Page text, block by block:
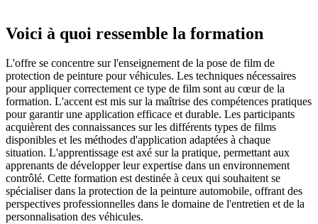
Voici à quoi ressemble la formation
L'offre se concentre sur l'enseignement de la pose de film de
protection de peinture pour véhicules. Les techniques nécessaires
pour appliquer correctement ce type de film sont au cœur de la
formation. L'accent est mis sur la maîtrise des compétences pratiques
pour garantir une application efficace et durable. Les participants
acquièrent des connaissances sur les différents types de films
disponibles et les méthodes d'application adaptées à chaque
situation. L'apprentissage est axé sur la pratique, permettant aux
apprenants de développer leur expertise dans un environnement
contrôlé. Cette formation est destinée à ceux qui souhaitent se
spécialiser dans la protection de la peinture automobile, offrant des
perspectives professionnelles dans le domaine de l'entretien et de la
personnalisation des véhicules.